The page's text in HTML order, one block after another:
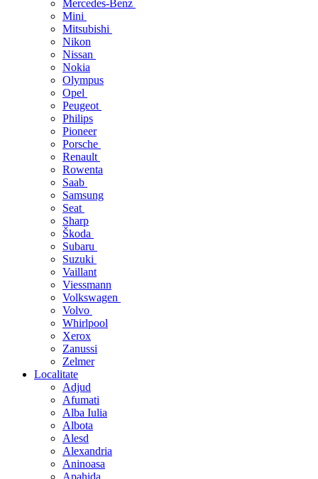
Mercedes-Benz
Mini
Mitsubishi
Nikon
Nissan
Nokia
Olympus
Opel
Peugeot
Philips
Pioneer
Porsche
Renault
Rowenta
Saab
Samsung
Seat
Sharp
Škoda
Subaru
Suzuki
Vaillant
Viessmann
Volkswagen
Volvo
Whirlpool
Xerox
Zanussi
Zelmer
Localitate
Adjud
Afumati
Alba Iulia
Albota
Alesd
Alexandria
Aninoasa